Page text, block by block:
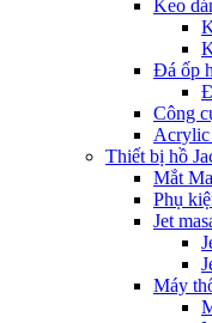
Keo
Đá ốp
Công
Thiết bị hồ
Mắt
Phụ
Jet
Máy